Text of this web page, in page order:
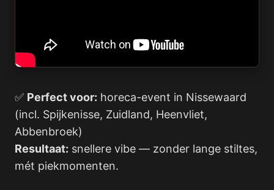
✅ Perfect voor: horeca-event in Nissewaard
(incl. Spijkenisse, Zuidland, Heenvliet,
Abbenbroek)
Resultaat: snellere vibe — zonder lange stiltes,
mét piekmomenten.